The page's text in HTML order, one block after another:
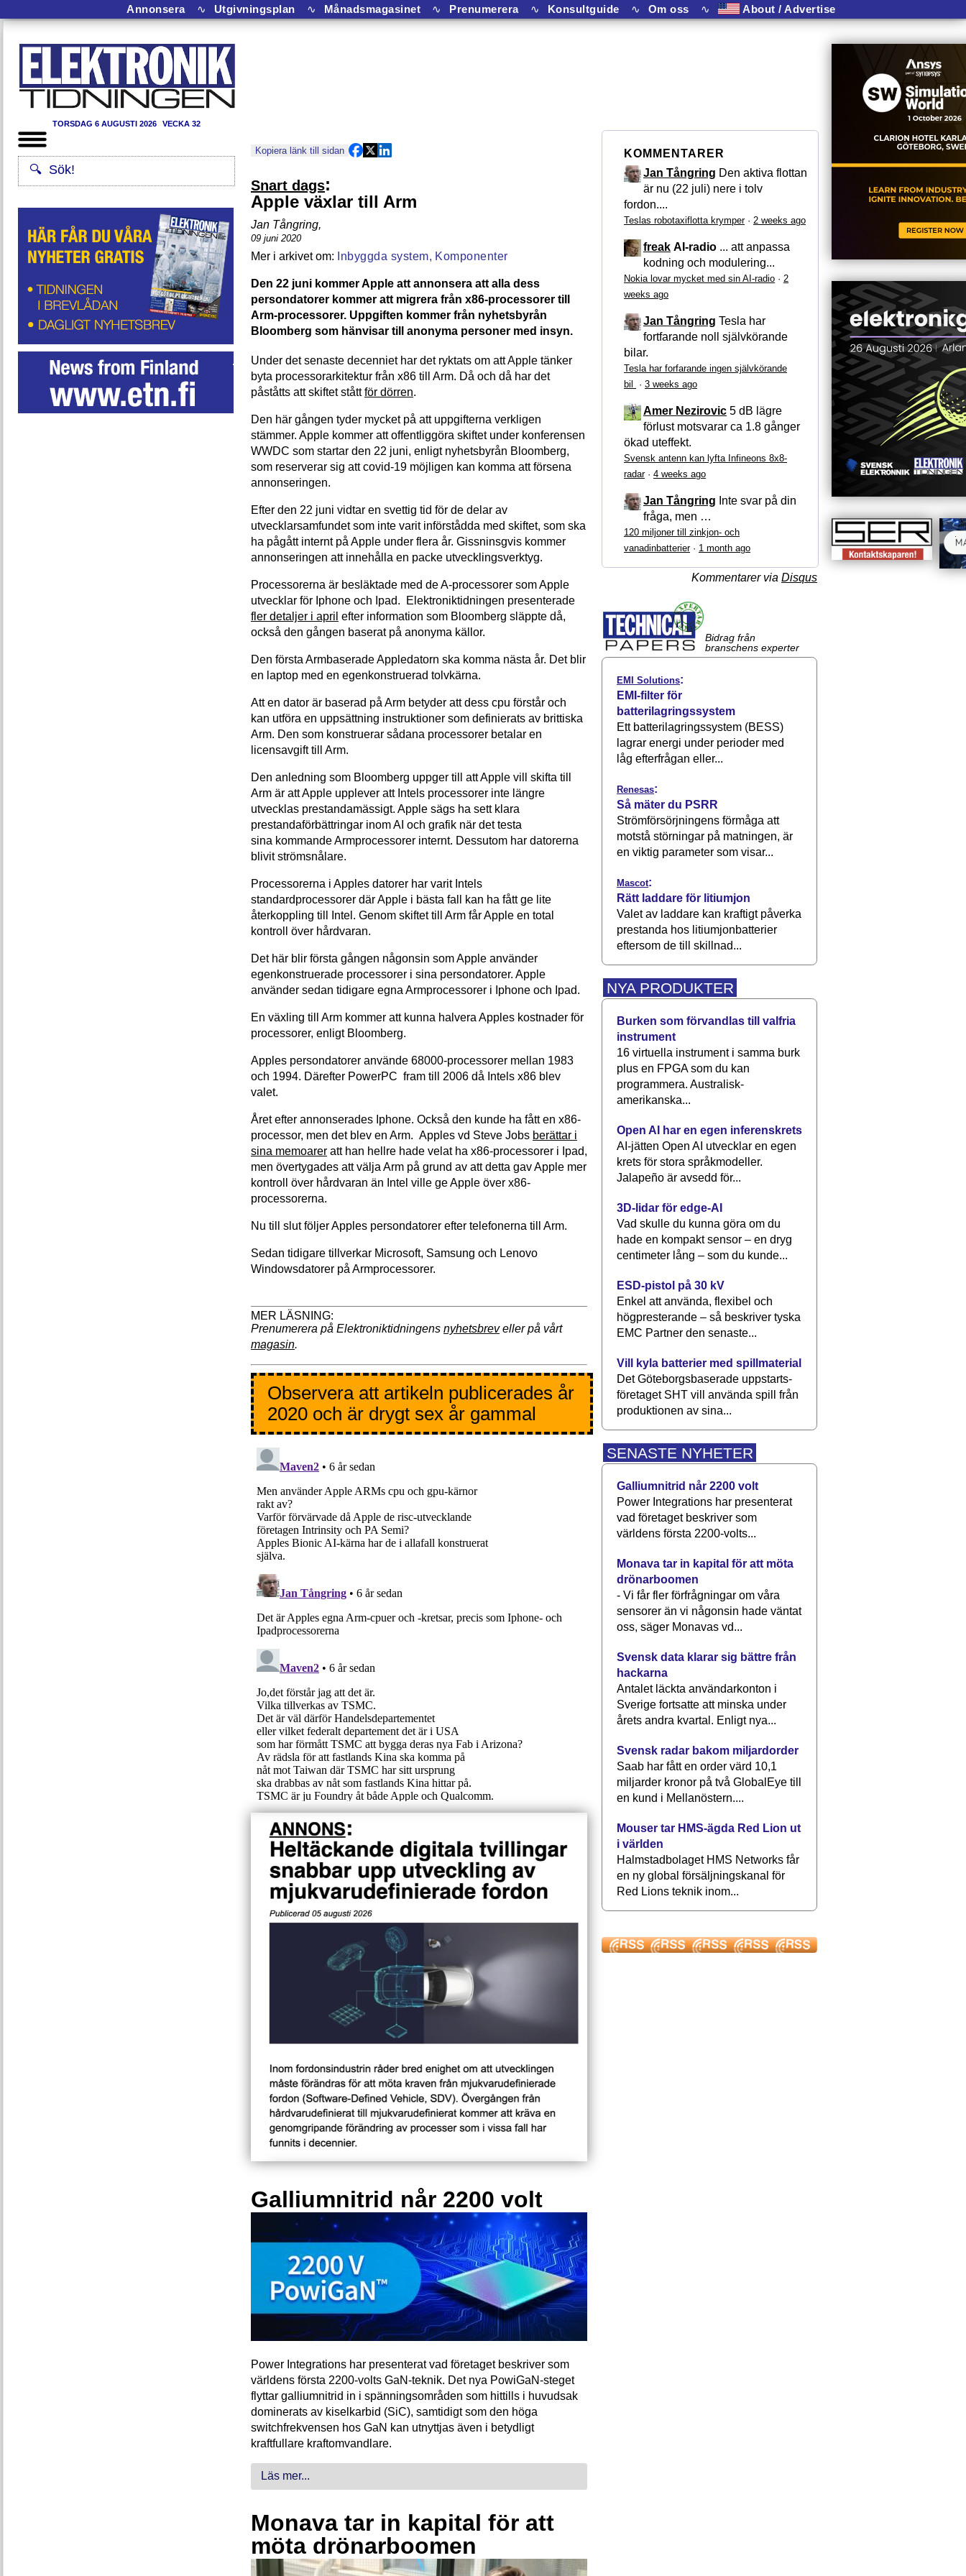
Annonsera ∿ Utgivningsplan ∿ Månadsmagasinet ∿ Prenumerera ∿ Konsultguide ∿ Om oss ∿ About / Advertise
TORSDAG 6 AUGUSTI 2026 VECKA 32
Kopiera länk till sidan
Snart dags:
Apple växlar till Arm
Jan Tångring,
09 juni 2020
Inbyggda system, Komponenter
Den 22 juni kommer Apple att annonsera att alla dess
persondatorer kommer att migrera från x86-processorer till
Arm-processorer. Uppgiften kommer från nyhetsbyrån
Bloomberg som hänvisar till anonyma personer med insyn.
Under det senaste decenniet har det ryktats om att Apple tänker
byta processorarkitektur från x86 till Arm. Då och då har det
påståtts att skiftet ståttför dörren.
Den här gången tyder mycket på att uppgifterna verkligen
stämmer. Apple kommer att offentliggöra skiftet under konferensen
WWDC som startar den 22 juni, enligt nyhetsbyrån Bloomberg,
som reserverar sig att covid-19 möjligen kan komma att försena
annonseringen.
Efter den 22 juni vidtar en svettig tid för de delar av
utvecklarsamfundet som inte varit införstådda med skiftet, som ska
ha pågått internt på Apple under flera år. Gissninsgvis kommer
annonseringen att innehålla en packe utvecklingsverktyg.
Processorerna är besläktade med de A-processorer som Apple
utvecklar för Iphone och Ipad. Elektroniktidningen presenterade
fler detaljer i april efter information som Bloomberg släppte då,
också den gången baserat på anonyma källor.
Den första Armbaserade Appledatorn ska komma nästa år. Det blir
en laptop med en egenkonstruerad tolvkärna.
Att en dator är baserad på Arm betyder att dess cpu förstår och
kan utföra en uppsättning instruktioner som definierats av brittiska
Arm. Den som konstruerar sådana processorer betalar en
licensavgift till Arm.
Den anledning som Bloomberg uppger till att Apple vill skifta till
Arm är att Apple upplever att Intels processorer inte längre
utvecklas prestandamässigt. Apple sägs ha sett klara
prestandaförbättringar inom AI och grafik när det testa
sina kommande Armprocessorer internt. Dessutom har datorerna
blivit strömsnålare.
Processorerna i Apples datorer har varit Intels
standardprocessorer där Apple i bästa fall kan ha fått ge lite
återkoppling till Intel. Genom skiftet till Arm får Apple en total
kontroll över hårdvaran.
Det här blir första gången någonsin som Apple använder
egenkonstruerade processorer i sina persondatorer. Apple
använder sedan tidigare egna Armprocessorer i Iphone och Ipad.
En växling till Arm kommer att kunna halvera Apples kostnader för
processorer, enligt Bloomberg.
Apples persondatorer använde 68000-processorer mellan 1983
och 1994. Därefter PowerPC fram till 2006 då Intels x86 blev
valet.
Året efter annonserades Iphone. Också den kunde ha fått en x86-
processor, men det blev en Arm. Apples vd Steve Jobs berättar i
sina memoarer att han hellre hade velat ha x86-processorer i Ipad,
men övertygades att välja Arm på grund av att detta gav Apple mer
kontroll över hårdvaran än Intel ville ge Apple över x86-
processorerna.
Nu till slut följer Apples persondatorer efter telefonerna till Arm.
Sedan tidigare tillverkar Microsoft, Samsung och Lenovo
Windowsdatorer på Armprocessorer.
Prenumerera på Elektroniktidningens nyhetsbreveller på vårt
magasin.
Observera att artikeln publicerades år
2020 och är drygt sex år gammal
Galliumnitrid når 2200 volt
Power Integrations har presenterat vad företaget beskriver som
världens första 2200-volts GaN-teknik. Det nya PowiGaN-steget
flyttar galliumnitrid in i spänningsområden som hittills i huvudsak
dominerats av kiselkarbid (SiC), samtidigt som den höga
switchfrekvensen hos GaN kan utnyttjas även i betydligt
kraftfullare kraftomvandlare.
Läs mer...
Monava tar in kapital för att
möta drönarboomen
KOMMENTARER
Jan Tångring Den aktiva flottan
är nu (22 juli) nere i tolv
fordon....
Teslas robotaxiflotta krymper· 2 weeks ago
freak AI-radio ... att anpassa
kodning och modulering...
Nokia lovar mycket med sin AI-radio · 2
weeks ago
Jan Tångring Tesla har
fortfarande noll självkörande
bilar.
Tesla har forfarande ingen självkörande
bil
· 3 weeks ago
Amer Nezirovic 5 dB lägre
förlust motsvarar ca 1.8 gånger
ökad uteffekt.
Svensk antenn kan lyfta Infineons 8x8-
radar· 4 weeks ago
Jan Tångring Inte svar på din
fråga, men …
120 miljoner till zinkjon- och
vanadinbatterier· 1 month ago
Kommentarer via Disqus
Bidrag från
branschens experter
EMI Solutions:
EMI-filter för
batterilagringssystem
Ett batterilagringssystem (BESS)
lagrar energi under perioder med
låg efterfrågan eller...
Renesas:
Så mäter du PSRR
Strömförsörjningens förmåga att
motstå störningar på matningen, är
en viktig parameter som visar...
Mascot:
Rätt laddare för litiumjon
Valet av laddare kan kraftigt påverka
prestanda hos litiumjonbatterier
eftersom de till skillnad...
NYA PRODUKTER
Burken som förvandlas till valfria
instrument
16 virtuella instrument i samma burk
plus en FPGA som du kan
programmera. Australisk-
amerikanska...
Open AI har en egen inferenskrets
AI-jätten Open AI utvecklar en egen
krets för stora språkmodeller.
Jalapeño är avsedd för...
3D-lidar för edge-AI
Vad skulle du kunna göra om du
hade en kompakt sensor – en dryg
centimeter lång – som du kunde...
ESD-pistol på 30 kV
Enkel att använda, flexibel och
högpresterande – så beskriver tyska
EMC Partner den senaste...
Vill kyla batterier med spillmaterial
Det Göteborgsbaserade upp­starts­
företaget SHT vill använda spill från
produktionen av sina...
SENASTE NYHETER
Galliumnitrid når 2200 volt
Power Integrations har presenterat
vad företaget beskriver som
världens första 2200-volts...
Monava tar in kapital för att möta
drönarboomen
- Vi får fler förfrågningar om våra
sensorer än vi någonsin hade väntat
oss, säger Monavas vd...
Svensk data klarar sig bättre från
hackarna
Antalet läckta användarkonton i
Sverige fortsatte att minska under
årets andra kvartal. Enligt nya...
Svensk radar bakom miljardorder
Saab har fått en order värd 10,1
miljarder kronor på två GlobalEye till
en kund i Mellanöstern....
Mouser tar HMS-ägda Red Lion ut
i världen
Halmstadbolaget HMS Networks får
en ny global försäljningskanal för
Red Lions teknik inom...